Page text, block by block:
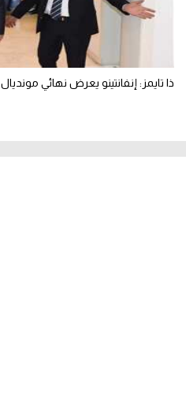
ذا تايمز: إنفانتينو يعرض نهائي مونديال 2030 على المغرب مقابل دعمه